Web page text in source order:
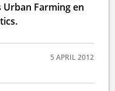
Farming en
5 APRIL 2012